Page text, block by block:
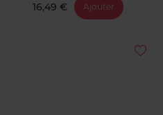
16,49 € Ajouter